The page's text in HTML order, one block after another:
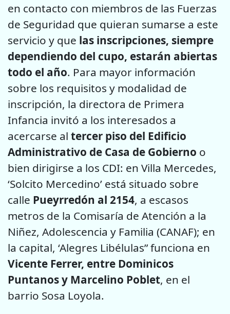
en contacto con miembros de las Fuerzas
de Seguridad que quieran sumarse a este
servicio y que las inscripciones, siempre
dependiendo del cupo, estarán abiertas
todo el año. Para mayor información
sobre los requisitos y modalidad de
inscripción, la directora de Primera
Infancia invitó a los interesados a
acercarse al tercer piso del Edificio
Administrativo de Casa de Gobierno o
bien dirigirse a los CDI: en Villa Mercedes,
‘Solcito Mercedino’ está situado sobre
calle Pueyrredón al 2154, a escasos
metros de la Comisaría de Atención a la
Niñez, Adolescencia y Familia (CANAF); en
la capital, ‘Alegres Libélulas” funciona en
Vicente Ferrer, entre Dominicos
Puntanos y Marcelino Poblet, en el
barrio Sosa Loyola.